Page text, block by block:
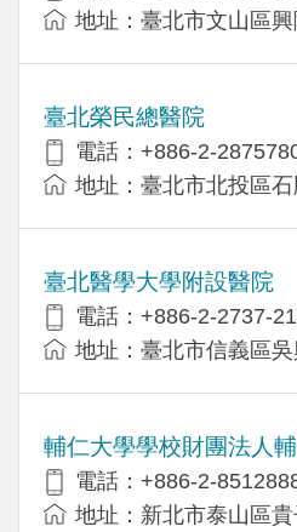
地址：臺北市文山區
臺北榮民總醫院
電話：+886-2-
地址：臺北市北投區
臺北醫學大學附設醫院
電話：+886-2-2737-
地址：臺北市信義區
輔仁大學學校財團法人
電話：+886-2-
地址：新北市泰山區